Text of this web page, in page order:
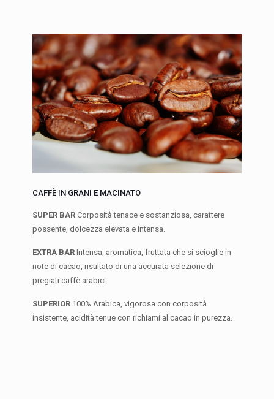
CAFFÈ IN GRANI E MACINATO
SUPER BAR Corposità tenace e sostanziosa, carattere
possente, dolcezza elevata e intensa.
EXTRA BAR Intensa, aromatica, fruttata che si scioglie in
note di cacao, risultato di una accurata selezione di
pregiati caffè arabici.
SUPERIOR 100% Arabica, vigorosa con corposità
insistente, acidità tenue con richiami al cacao in purezza.